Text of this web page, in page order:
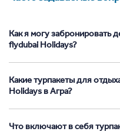
Как я могу забронировать
flydubai Holidays?
Какие турпакеты для
Holidays в Агра?
Что включают в себя